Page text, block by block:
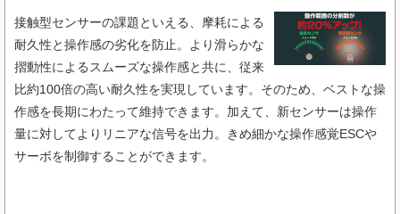
接触型センサーの課題といえる、摩耗による
耐久性と操作感の劣化を防止。より滑らかな
摺動性によるスムーズな操作感と共に、従来
比約100倍の高い耐久性を実現しています。そのため、ベストな操
作感を長期にわたって維持できます。加えて、新センサーは操作
量に対してよりリニアな信号を出力。きめ細かな操作感覚ESCや
サーボを制御することができます。